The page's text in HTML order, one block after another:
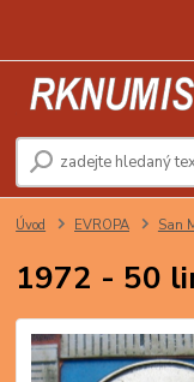
Úvod EVROPA San
1972 - 50